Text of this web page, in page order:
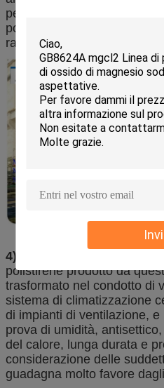
pesci, nonché personaggi. Il
popolarità dai clienti con
ragionevole
4) Condotto di ventilazione
polistirene prodotto da
trasformato nel condotto di
sistema di climatizzazione
di impianti di ventilazione,
prova di umidità,
del calore, lunga durata e
considerazione delle
guadagna molto favore